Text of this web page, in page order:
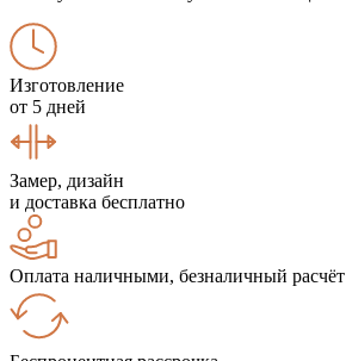
Изготовление
от 5 дней
Замер, дизайн
и доставка бесплатно
Оплата наличными, безналичный расчёт